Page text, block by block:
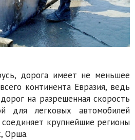
дорога имеет не меньшее
континента Евразия, ведь
на разрешенная скорость
для легковых автомобилей
крупнейшие регионы
Орша.